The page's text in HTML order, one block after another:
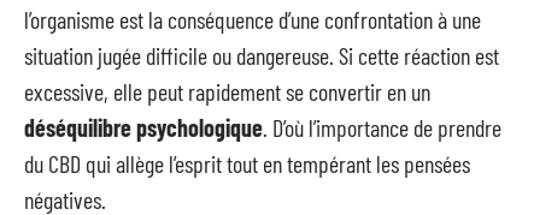
l’organisme est la conséquence d’une confrontation à une
situation jugée difficile ou dangereuse. Si cette réaction est
excessive, elle peut rapidement se convertir en un
déséquilibre psychologique. D’où l’importance de prendre
du CBD qui allège l’esprit tout en tempérant les pensées
négatives.